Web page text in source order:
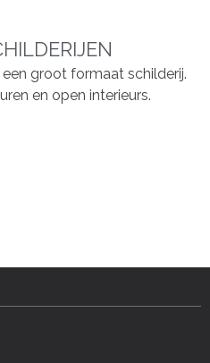
groot formaat schilderij.
en open interieurs.